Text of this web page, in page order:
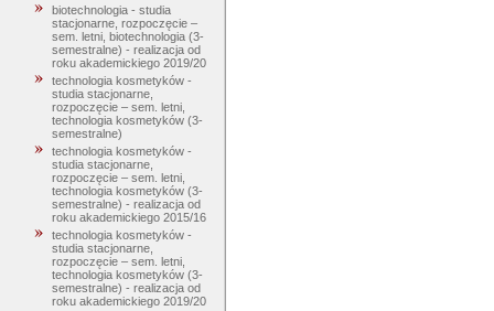
biotechnologia - studia
stacjonarne, rozpoczęcie –
sem. letni, biotechnologia (3-
semestralne) - realizacja od
roku akademickiego 2019/20
technologia kosmetyków -
studia stacjonarne,
rozpoczęcie – sem. letni,
technologia kosmetyków (3-
semestralne)
technologia kosmetyków -
studia stacjonarne,
rozpoczęcie – sem. letni,
technologia kosmetyków (3-
semestralne) - realizacja od
roku akademickiego 2015/16
technologia kosmetyków -
studia stacjonarne,
rozpoczęcie – sem. letni,
technologia kosmetyków (3-
semestralne) - realizacja od
roku akademickiego 2019/20